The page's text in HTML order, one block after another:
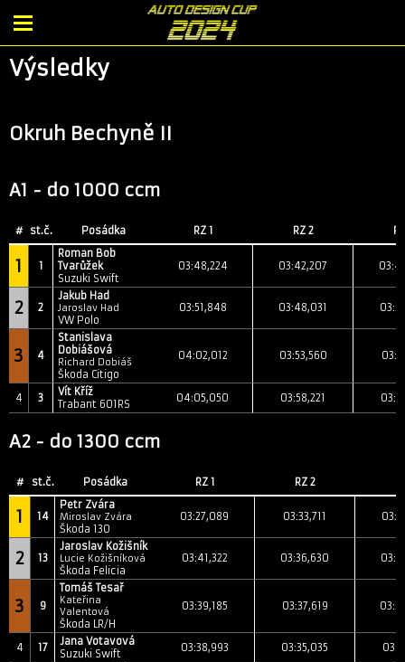
Výsledky
Okruh Bechyně II
A1 - do 1000 ccm
# st.č. Posádka RZ 1 RZ 2
1 1
Roman Bob
Tvarůžek
Suzuki Swift
03:48,224 03:42,207
2 2
Jakub Had
Jaroslav Had
VW Polo
03:51,848 03:48,031
3 4
Stanislava
Dobiášová
Richard Dobiáš
Škoda Citigo
04:02,012 03:53,560
4 3
Vít Kříž
Trabant 601RS
04:05,050 03:58,221
A2 - do 1300 ccm
# st.č. Posádka RZ 1 RZ 2
1 14
Petr Zvára
Miroslav Zvára
Škoda 130
03:27,089 03:33,711
2 13
Jaroslav Kožišník
Lucie Kožišníková
Škoda Felicia
03:41,322 03:36,630
3 9
Tomáš Tesař
Kateřina
Valentová
Škoda LR/H
03:39,185 03:37,619
4 17
Jana Votavová
Suzuki Swift
03:38,993 03:35,035